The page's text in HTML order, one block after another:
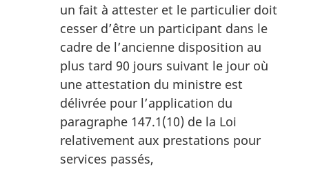
un fait à attester et le particulier doit
cesser d’être un participant dans le
cadre de l’ancienne disposition au
plus tard 90 jours suivant le jour où
une attestation du ministre est
délivrée pour l’application du
paragraphe 147.1(10) de la Loi
relativement aux prestations pour
services passés,